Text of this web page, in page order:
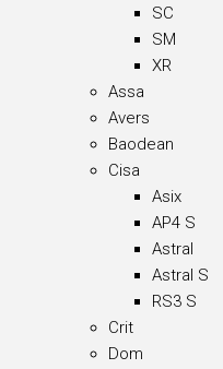
SC
SM
XR
Assa
Avers
Baodean
Cisa
Asix
AP4 S
Astral
Astral S
RS3 S
Crit
Dom